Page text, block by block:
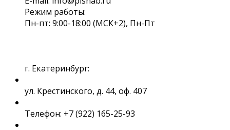
Режим работы:
Пн-пт: 9:00-18:00 (МСК+2), Пн-Пт
г. Екатеринбург:
ул. Крестинского, д. 44, оф. 407
Телефон: +7 (922) 165-25-93